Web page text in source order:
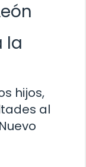
la
hijos,
al